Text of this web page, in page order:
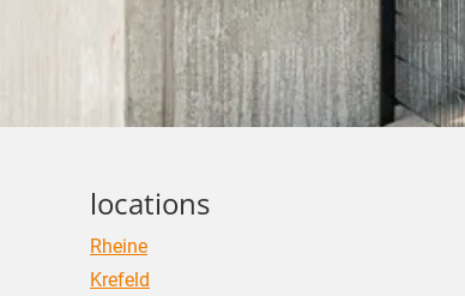
locations
Rheine
Krefeld